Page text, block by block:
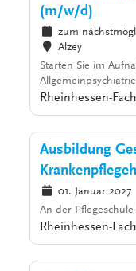
(m/w/d)
zum
Alzey
Starten Sie im
Rheinhessen-
Ausbildung
01. Januar 2027
An der Pflegeschule
Rheinhessen-